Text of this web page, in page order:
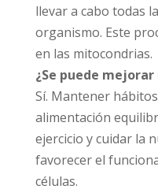
llevar a cabo todas
organismo. Este
en las mitocondrias.
¿Se puede
Sí. Mantener
alimentación
ejercicio y cuidar la
favorecer el
células.